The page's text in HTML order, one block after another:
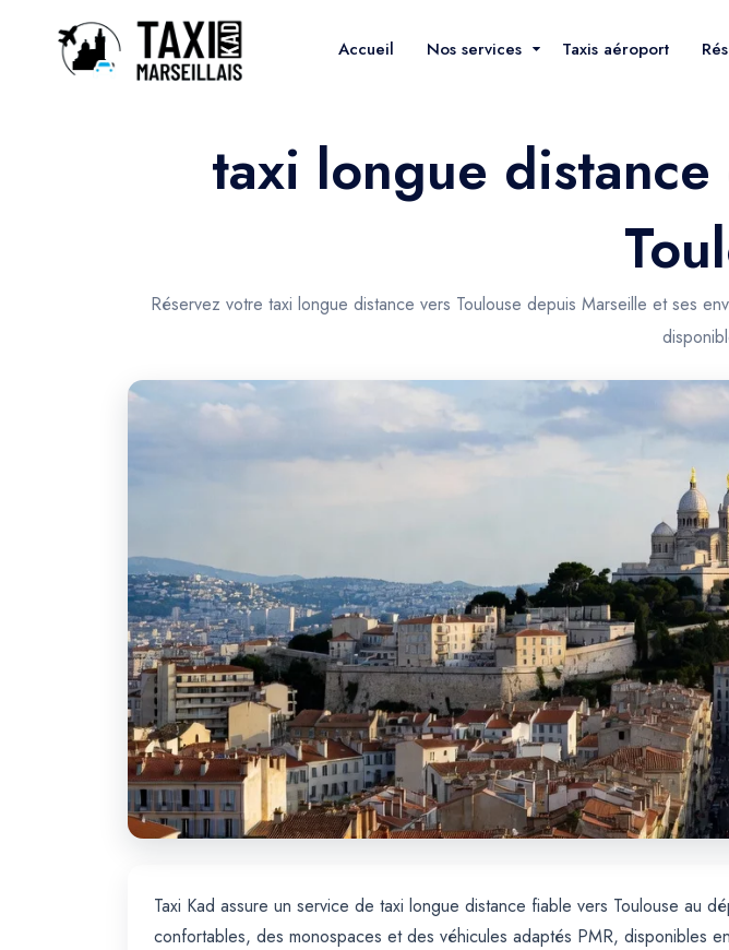
Accueil Nos services Taxis aéroport
taxi longue
Réservez votre taxi longue distance vers Toulouse depuis Marseille et ses
Taxi Kad assure un service de taxi longue distance fiable vers Toulouse au
confortables, des monospaces et des véhicules adaptés PMR, disponibles